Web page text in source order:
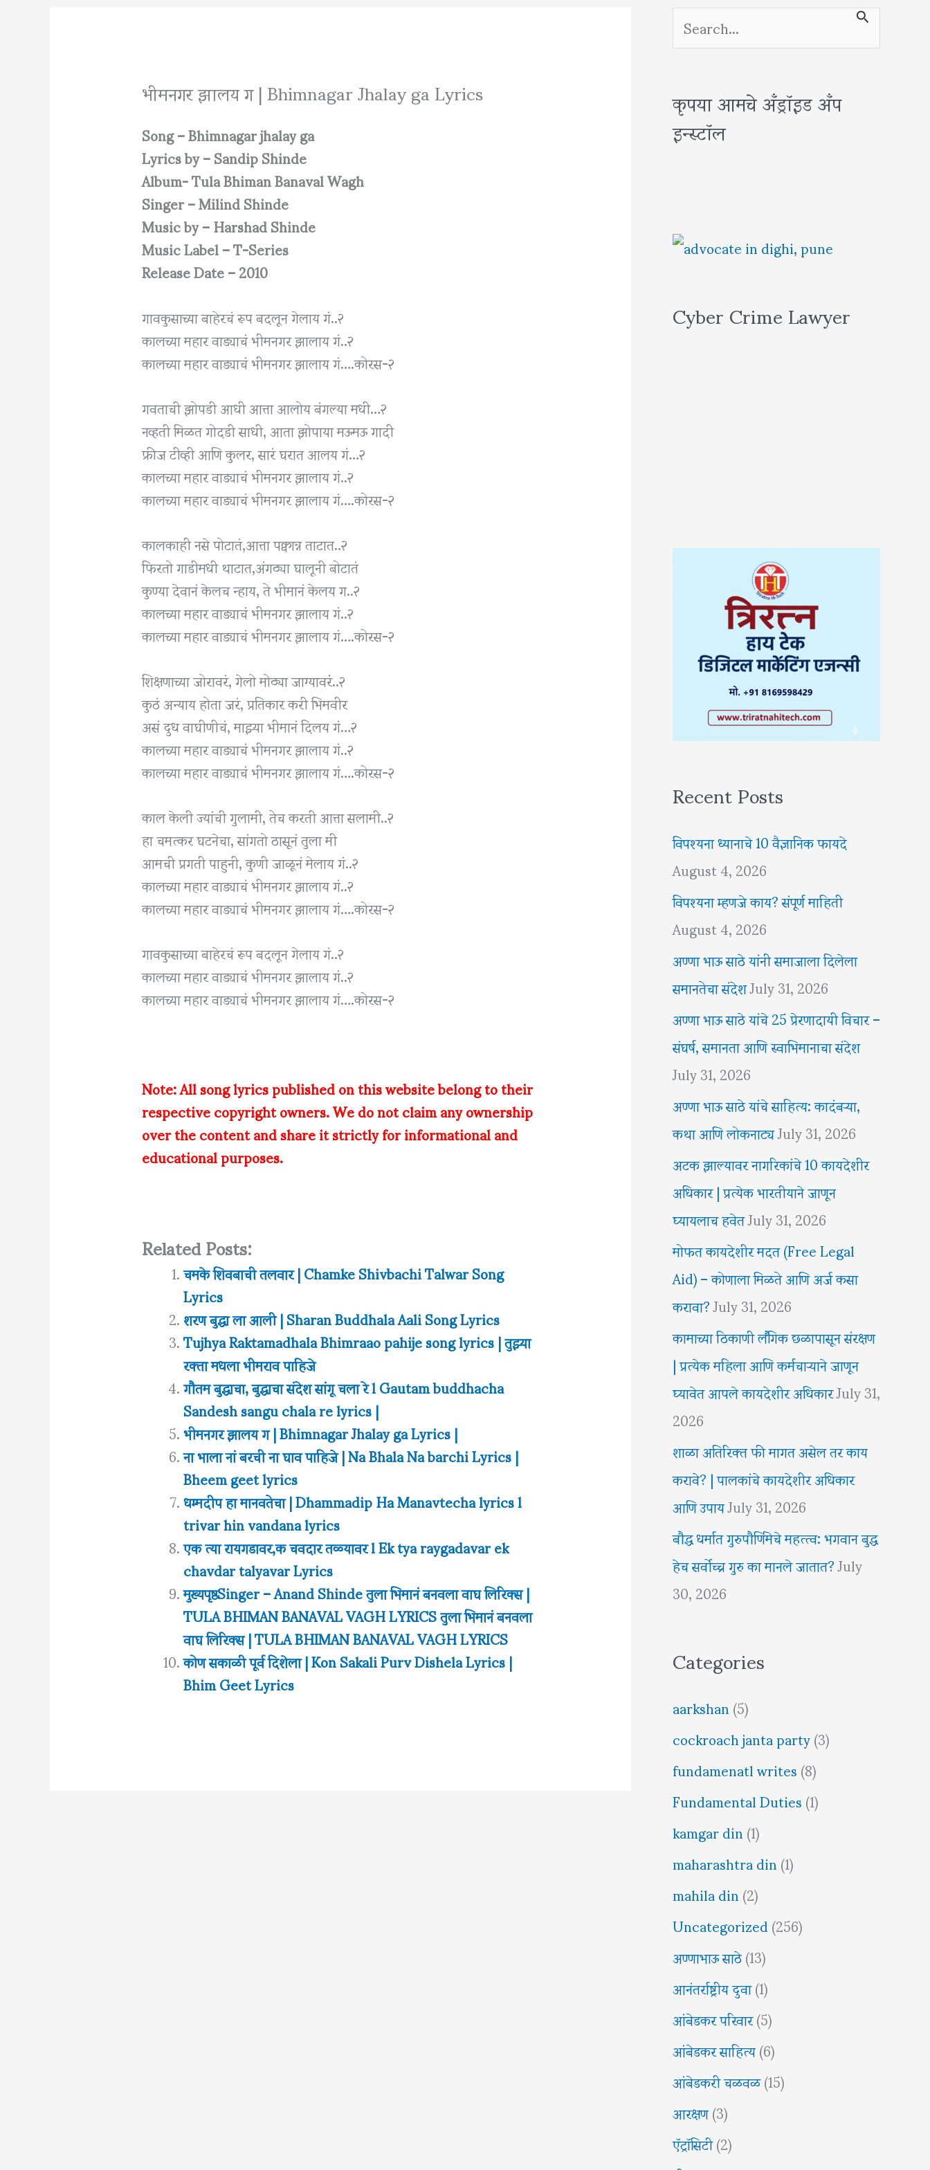
भीमनगर झालय ग | Bhimnagar Jhalay ga Lyrics
Song – Bhimnagar jhalay ga
Lyrics by – Sandip Shinde
Album- Tula Bhiman Banaval Wagh
Singer – Milind Shinde
Music by – Harshad Shinde
Music Label – T-Series
Release Date – 2010
गावकुसाच्या बाहेरचं रूप बदलून गेलाय गं..२
कालच्या महार वाड्याचं भीमनगर झालाय गं..२
कालच्या महार वाड्याचं भीमनगर झालाय गं….कोरस-२
गवताची झोपडी आधी आत्ता आलोय बंगल्या मधी…२
नव्हती मिळत गोदडी साधी, आता झोपाया मऊमऊ गादी
फ्रीज टीव्ही आणि कुलर, सारं घरात आलय गं…२
कालच्या महार वाड्याचं भीमनगर झालाय गं..२
कालच्या महार वाड्याचं भीमनगर झालाय गं….कोरस-२
कालकाही नसे पोटातं,आत्ता पक्वान्न ताटात..२
फिरतो गाडीमधी थाटात,अंगठ्या घालूनी बोटातं
कुण्या देवानं केलच न्हाय, ते भीमानं केलय ग..२
कालच्या महार वाड्याचं भीमनगर झालाय गं..२
कालच्या महार वाड्याचं भीमनगर झालाय गं….कोरस-२
शिक्षणाच्या जोरावरं, गेलो मोठ्या जाग्यावरंं..२
कुठं अन्याय होता जरं, प्रतिकार करी भिमवीर
असं दुध वाघीणीचं, माझ्या भीमानं दिलय गं…२
कालच्या महार वाड्याचं भीमनगर झालाय गं..२
कालच्या महार वाड्याचं भीमनगर झालाय गं….कोरस-२
काल केली ज्यांची गुलामी, तेच करती आत्ता सलामी..२
हा चमत्कर घटनेचा, सांगतो ठासूनं तुला मी
आमची प्रगती पाहुनी, कुणी जाळूनं मेलाय गं..२
कालच्या महार वाड्याचं भीमनगर झालाय गं..२
कालच्या महार वाड्याचं भीमनगर झालाय गं….कोरस-२
गावकुसाच्या बाहेरचं रूप बदलून गेलाय गं..२
कालच्या महार वाड्याचं भीमनगर झालाय गं..२
कालच्या महार वाड्याचं भीमनगर झालाय गं….कोरस-२
Note: All song lyrics published on this website belong to their
respective copyright owners. We do not claim any ownership
over the content and share it strictly for informational and
educational purposes.
Related Posts:
चमके शिवबाची तलवार | Chamke Shivbachi Talwar Song
Lyrics
शरण बुद्धा ला आली | Sharan Buddhala Aali Song Lyrics
Tujhya Raktamadhala Bhimraao pahije song lyrics | तुझ्या
रक्ता मधला भीमराव पाहिजे
गौतम बुद्धाचा, बुद्धाचा संदेश सांगू चला रे l Gautam buddhacha
Sandesh sangu chala re lyrics |
भीमनगर झालय ग | Bhimnagar Jhalay ga Lyrics |
ना भाला नां बरची ना घाव पाहिजे | Na Bhala Na barchi Lyrics |
Bheem geet lyrics
धम्मदीप हा मानवतेचा | Dhammadip Ha Manavtecha lyrics l
trivar hin vandana lyrics
एक त्या रायगडावर,क चवदार तळ्यावर l Ek tya raygadavar ek
chavdar talyavar Lyrics
मुख्यपृष्ठSinger – Anand Shinde तुला भिमानं बनवला वाघ लिरिक्स |
TULA BHIMAN BANAVAL VAGH LYRICS तुला भिमानं बनवला
वाघ लिरिक्स | TULA BHIMAN BANAVAL VAGH LYRICS
कोण सकाळी पूर्व दिशेला | Kon Sakali Purv Dishela Lyrics |
Bhim Geet Lyrics
S
e
r
c
r
कृपया आमचे अँड्रॉइड अँप
इन्स्टॉल
Cyber Crime Lawyer
Recent Posts
विपश्यना ध्यानाचे 10 वैज्ञानिक फायदे
August 4, 2026
विपश्यना म्हणजे काय? संपूर्ण माहिती
August 4, 2026
अण्णा भाऊ साठे यांनी समाजाला दिलेला
समानतेचा संदेशJuly 31, 2026
अण्णा भाऊ साठे यांचे 25 प्रेरणादायी विचार –
संघर्ष, समानता आणि स्वाभिमानाचा संदेश
July 31, 2026
अण्णा भाऊ साठे यांचे साहित्य: कादंबऱ्या,
कथा आणि लोकनाट्यJuly 31, 2026
अटक झाल्यावर नागरिकांचे 10 कायदेशीर
अधिकार | प्रत्येक भारतीयाने जाणून
घ्यायलाच हवेतJuly 31, 2026
मोफत कायदेशीर मदत (Free Legal
Aid) – कोणाला मिळते आणि अर्ज कसा
करावा?July 31, 2026
कामाच्या ठिकाणी लैंगिक छळापासून संरक्षण
| प्रत्येक महिला आणि कर्मचाऱ्याने जाणून
घ्यावेत आपले कायदेशीर अधिकारJuly 31,
2026
शाळा अतिरिक्त फी मागत असेल तर काय
करावे? | पालकांचे कायदेशीर अधिकार
आणि उपायJuly 31, 2026
बौद्ध धर्मात गुरुपौर्णिमेचे महत्त्व: भगवान बुद्ध
हेच सर्वोच्च गुरु का मानले जातात?July
30, 2026
Categories
aarkshan(5)
cockroach janta party(3)
fundamenatl writes(8)
Fundamental Duties(1)
kamgar din(1)
maharashtra din(1)
mahila din(2)
Uncategorized(256)
अण्णाभाऊ साठे(13)
आनंतर्राष्ट्रीय दुवा(1)
आंबेडकर परिवार(5)
आंबेडकर साहित्य(6)
आंबेडकरी चळवळ(15)
आरक्षण(3)
ऍट्रॉसिटी(2)